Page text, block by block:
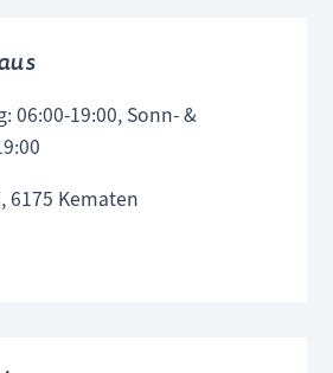
06:00-19:00, Sonn- &
6175 Kematen